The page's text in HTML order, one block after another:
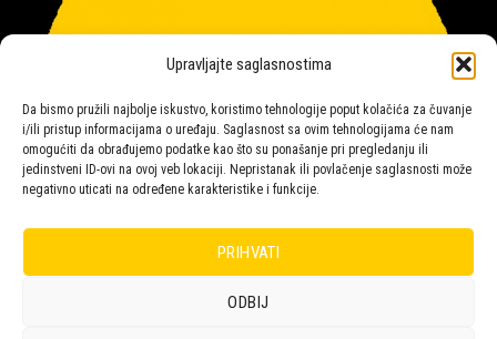
Upravljajte saglasnostima
Da bismo pružili najbolje iskustvo, koristimo tehnologije poput kolačića za čuvanje
i/ili pristup informacijama o uređaju. Saglasnost sa ovim tehnologijama će nam
omogućiti da obrađujemo podatke kao što su ponašanje pri pregledanju ili
jedinstveni ID-ovi na ovoj veb lokaciji. Nepristanak ili povlačenje saglasnosti može
negativno uticati na određene karakteristike i funkcije.
PRIHVATI
ODBIJ